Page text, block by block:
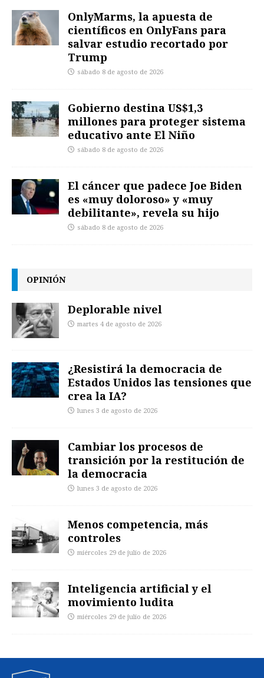
OnlyMarms, la apuesta de
científicos en OnlyFans para
salvar estudio recortado por
Trump
sábado 8 de agosto de 2026
Gobierno destina US$1,3
millones para proteger sistema
educativo ante El Niño
sábado 8 de agosto de 2026
El cáncer que padece Joe Biden
es «muy doloroso» y «muy
debilitante», revela su hijo
sábado 8 de agosto de 2026
OPINIÓN
Deplorable nivel
martes 4 de agosto de 2026
¿Resistirá la democracia de
Estados Unidos las tensiones que
crea la IA?
lunes 3 de agosto de 2026
Cambiar los procesos de
transición por la restitución de
la democracia
lunes 3 de agosto de 2026
Menos competencia, más
controles
miércoles 29 de julio de 2026
Inteligencia artificial y el
movimiento ludita
miércoles 29 de julio de 2026